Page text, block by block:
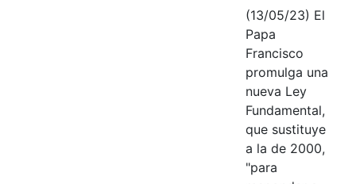
(13/05/23) El
Papa
Francisco
promulga una
nueva Ley
Fundamental,
que sustituye
a la de 2000,
"para